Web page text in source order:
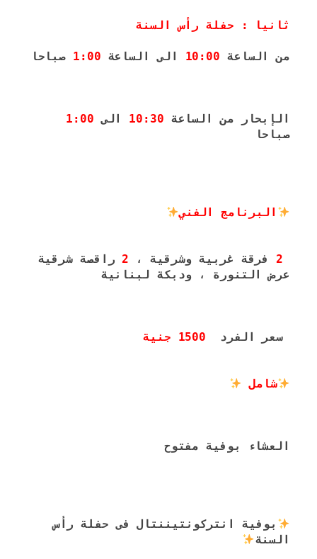
ثانيا : حفلة رأس السنة
من الساعة 10:00 الى الساعة 1:00 صباحا
الإبحار من الساعة 10:30 الى 1:00
صباحا
البرنامج الفني
2 فرقة غربية وشرقية ، 2
عرض التنورة ، ودبكة لبنانية
سعر الفرد 1500 جنية
شامل
العشاء بوفية مفتوح
بوفية انتركونتيننتال فى حفلة رأس
السنة